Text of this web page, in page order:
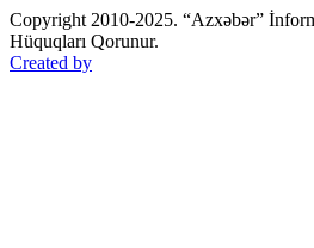
Copyright 2010-2025. “Azxəbər”
Hüquqları Qorunur.
Created by